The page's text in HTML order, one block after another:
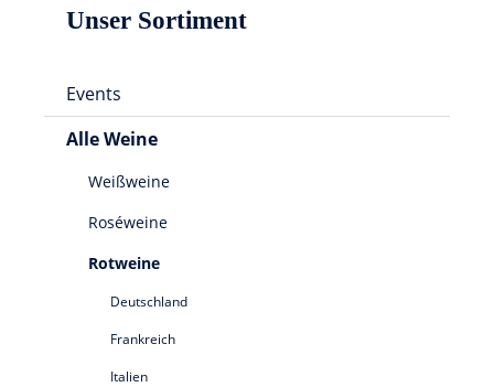
Unser Sortiment
Events
Alle Weine
Weißweine
Roséweine
Rotweine
Deutschland
Frankreich
Italien